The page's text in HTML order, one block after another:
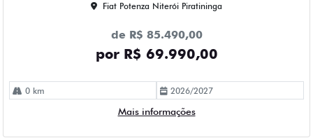
Fiat Potenza Niterói Piratininga
de R$ 85.490,00
por R$ 69.990,00
0 km 2026/2027
Mais informações